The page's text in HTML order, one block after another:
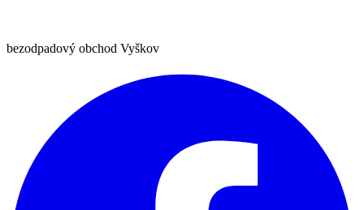
bezodpadový obchod Vyškov